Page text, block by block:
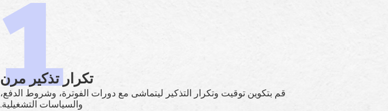
تكرار تذكير مرن
قم بتكوين توقيت وتكرار التذكير ليتماشى مع دورات الفوترة، وشروط الدفع،
والسياسات التشغيلية.